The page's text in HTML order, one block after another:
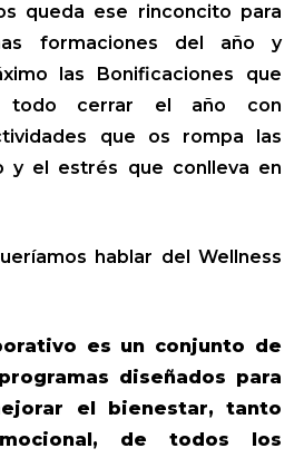
queda ese rinconcito para
formaciones del año y
las Bonificaciones que
todo cerrar el año con
que os rompa las
y el estrés que conlleva en
hablar del Wellness
es un conjunto de
diseñados para
el bienestar, tanto
de todos los